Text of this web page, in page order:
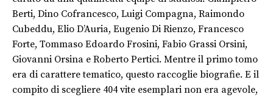
Berti, Dino Cofrancesco, Luigi Compagna, Raimondo
Cubeddu, Elio D’Auria, Eugenio Di Rienzo, Francesco
Forte, Tommaso Edoardo Frosini, Fabio Grassi Orsini,
Giovanni Orsina e Roberto Pertici. Mentre il primo tomo
era di carattere tematico, questo raccoglie biografie. E il
compito di scegliere 404 vite esemplari non era agevole,